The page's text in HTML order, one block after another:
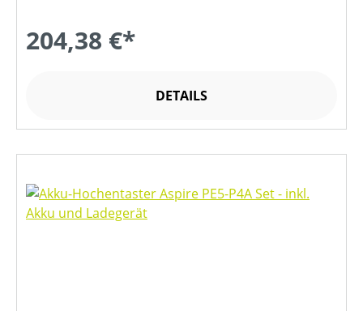
204,38 €*
DETAILS